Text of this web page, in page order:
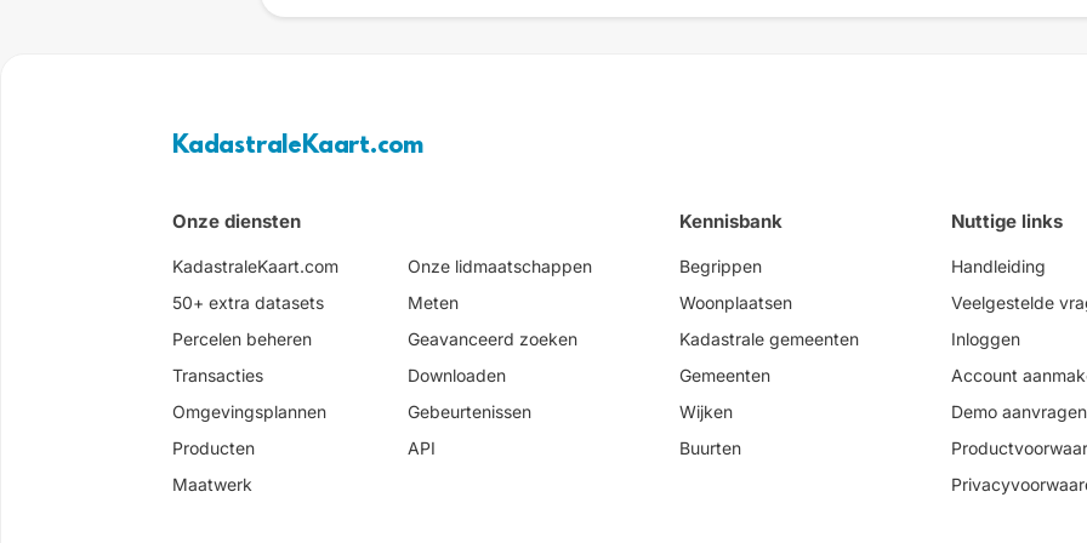
KadastraleKaart.com
Onze diensten
KadastraleKaart.com
Onze lidmaatschappen
50+ extra datasets
Meten
Percelen beheren
Geavanceerd zoeken
Transacties
Downloaden
Omgevingsplannen
Gebeurtenissen
Producten
API
Maatwerk
Kennisbank
Begrippen
Woonplaatsen
Kadastrale gemeenten
Gemeenten
Wijken
Buurten
Nuttige links
Handleiding
Veelgestelde
Inloggen
Account
Demo aanvragen